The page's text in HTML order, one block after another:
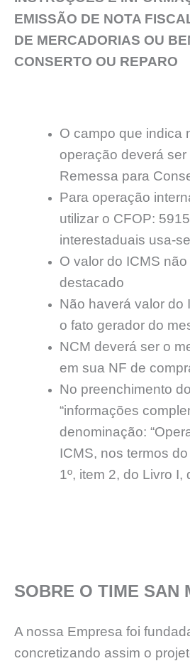
EMISSÃO DE NOTA
DE MERCADORIAS OU
CONSERTO OU REPARO
O campo que indica
operação deverá
Remessa para
Para operação
utilizar o CFOP:
interestaduais usa-
O valor do ICMS
destacado
Não haverá valor do
o fato gerador do
NCM deverá ser o
em sua NF de
No preenchimento
“informações
denominação:
ICMS, nos termos
1º, item 2, do Livro I,
SOBRE O TIME SAN
A nossa Empresa foi
concretizando assim o